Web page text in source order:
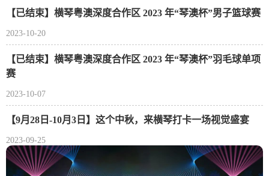
【已结束】横琴粤澳深度合作区 2023 年“琴澳杯”男子篮球赛
2023-10-20
【已结束】横琴粤澳深度合作区 2023 年“琴澳杯”羽毛球单项
赛
2023-10-07
【9月28日-10月3日】这个中秋，来横琴打卡一场视觉盛宴
2023-09-25